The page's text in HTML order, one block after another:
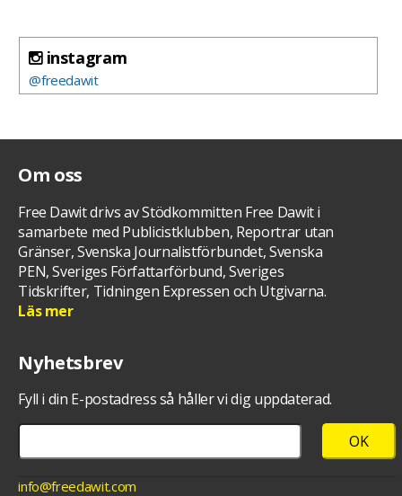
instagram
@freedawit
Om oss
Free Dawit drivs av Stödkommitten Free Dawit i
samarbete med Publicistklubben, Reportrar utan
Gränser, Svenska Journalistförbundet, Svenska
PEN, Sveriges Författarförbund, Sveriges
Tidskrifter, Tidningen Expressen och Utgivarna.
Läs mer
Nyhetsbrev
Fyll i din E-postadress så håller vi dig uppdaterad.
info@freedawit.com